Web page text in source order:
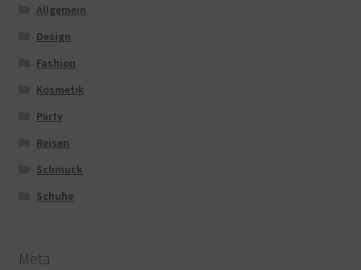
Allgemein
Design
Fashion
Kosmetik
Party
Reisen
Schmuck
Schuhe
Meta